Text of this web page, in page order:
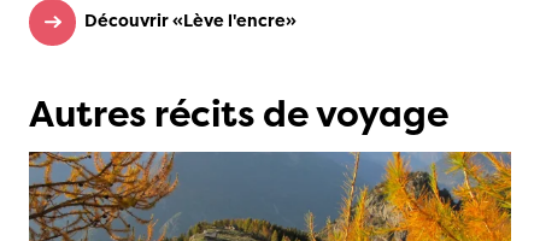
Découvrir «Lève l'encre»
Autres récits de voyage